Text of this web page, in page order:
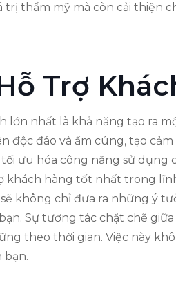
trị thẩm mỹ mà còn cải thiện
Trợ
lớn nhất là khả năng tạo ra
độc đáo và ấm cúng, tạo
ưu hóa công năng sử
khách hàng tốt nhất trong
sẽ không chỉ đưa ra những ý
Sự tương tác chặt chẽ
theo thời gian. Việc này
bạn.